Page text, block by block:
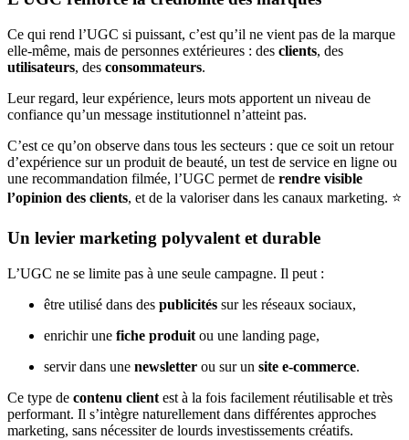
Ce qui rend l’UGC si puissant, c’est qu’il ne vient pas de la marque
elle-même, mais de personnes extérieures : des clients, des
utilisateurs, des consommateurs.
Leur regard, leur expérience, leurs mots apportent un niveau de
confiance qu’un message institutionnel n’atteint pas.
C’est ce qu’on observe dans tous les secteurs : que ce soit un retour
d’expérience sur un produit de beauté, un test de service en ligne ou
une recommandation filmée, l’UGC permet de rendre visible
l’opinion des clients, et de la valoriser dans les canaux marketing. ⭐
Un levier marketing polyvalent et durable
L’UGC ne se limite pas à une seule campagne. Il peut :
être utilisé dans des publicités sur les réseaux sociaux,
enrichir une fiche produit ou une landing page,
servir dans une newsletter ou sur un site e-commerce.
Ce type de contenu client est à la fois facilement réutilisable et très
performant. Il s’intègre naturellement dans différentes approches
marketing, sans nécessiter de lourds investissements créatifs.